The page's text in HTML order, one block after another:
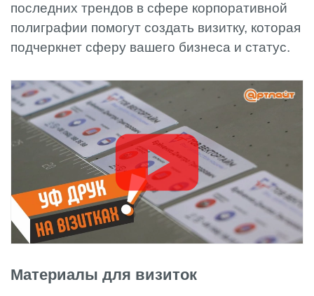
последних трендов в сфере корпоративной
полиграфии помогут создать визитку, которая
подчеркнет сферу вашего бизнеса и статус.
Материалы для визиток